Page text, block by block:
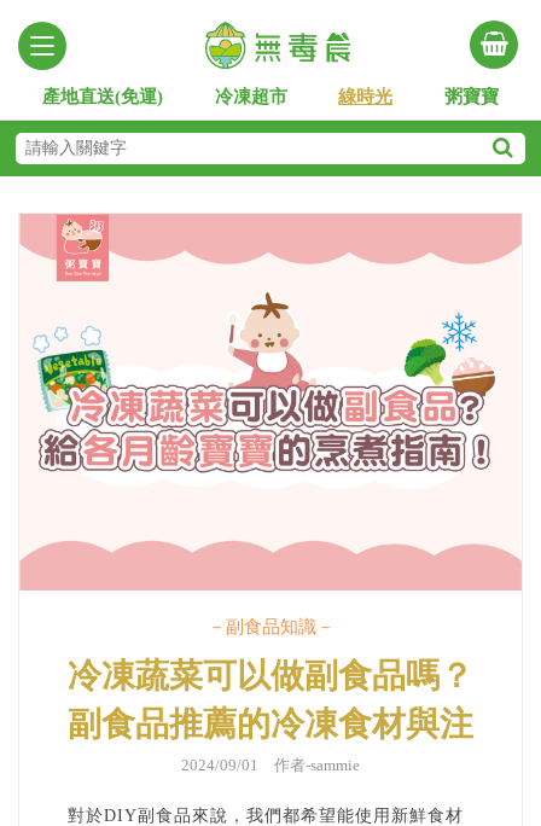
產地直送(免運) 冷凍超市 綠時光 粥寶寶
－副食品知識－
冷凍蔬菜可以做副食品嗎？
副食品推薦的冷凍食材與注
意事項！
2024/09/01 作者-sammie
對於DIY副食品來說，我們都希望能使用新鮮食材